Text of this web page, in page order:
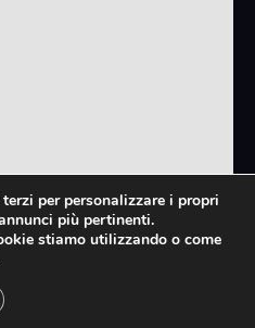
P.IVA 06947770969
per personalizzare i propri
più pertinenti.
stiamo utilizzando o come